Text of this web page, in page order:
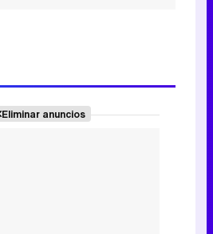
Eliminar anuncios